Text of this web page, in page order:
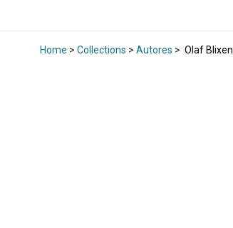
Home > Collections > Autores > Olaf Blixen